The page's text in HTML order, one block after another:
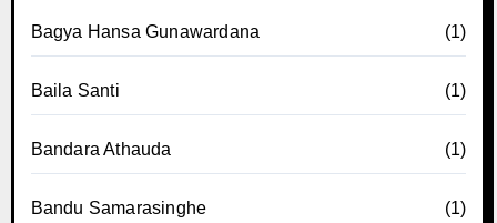
Bagya Hansa Gunawardana (1)
Baila Santi (1)
Bandara Athauda (1)
Bandu Samarasinghe (1)